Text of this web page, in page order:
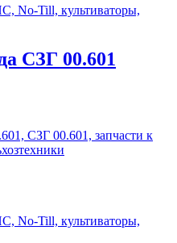
No-Till, культиваторы,
СЗГ 00.601
СЗГ 00.601, запчасти к
No-Till, культиваторы,